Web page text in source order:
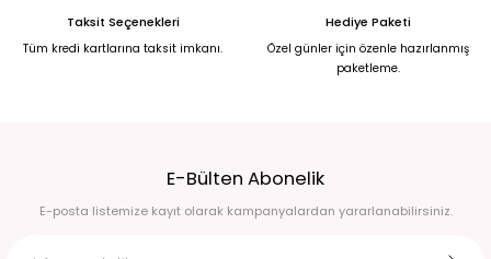
Premium şal aksesuarlı taş rengi fakir kol kısa gömlek salaş rahat şortlu
Taksit Seçenekleri
Tüm kredi kartlarına taksit imkanı.
Hediye Paketi
Özel günler için özenle hazırlanmış
paketleme.
E-Bülten Abonelik
E-posta listemize kayıt olarak kampanyalardan yararlanabilirsiniz.